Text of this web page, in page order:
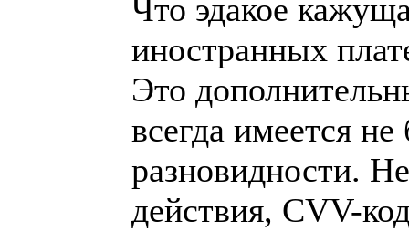
Что эдакое
иностранных
Это
всегда имеется
разновидности.
действия, CVV-